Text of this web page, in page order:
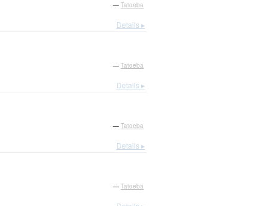
— Tatoeba
Details ▸
— Tatoeba
Details ▸
— Tatoeba
Details ▸
— Tatoeba